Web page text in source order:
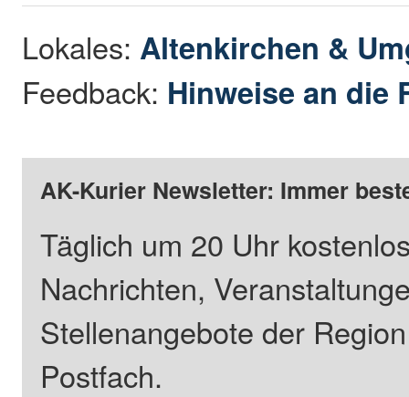
Lokales: Altenkirchen &
Feedback: Hinweise an die
AK-Kurier Newsletter: Immer
Täglich um 20 Uhr
Nachrichten,
Stellenangebote der
Postfach.